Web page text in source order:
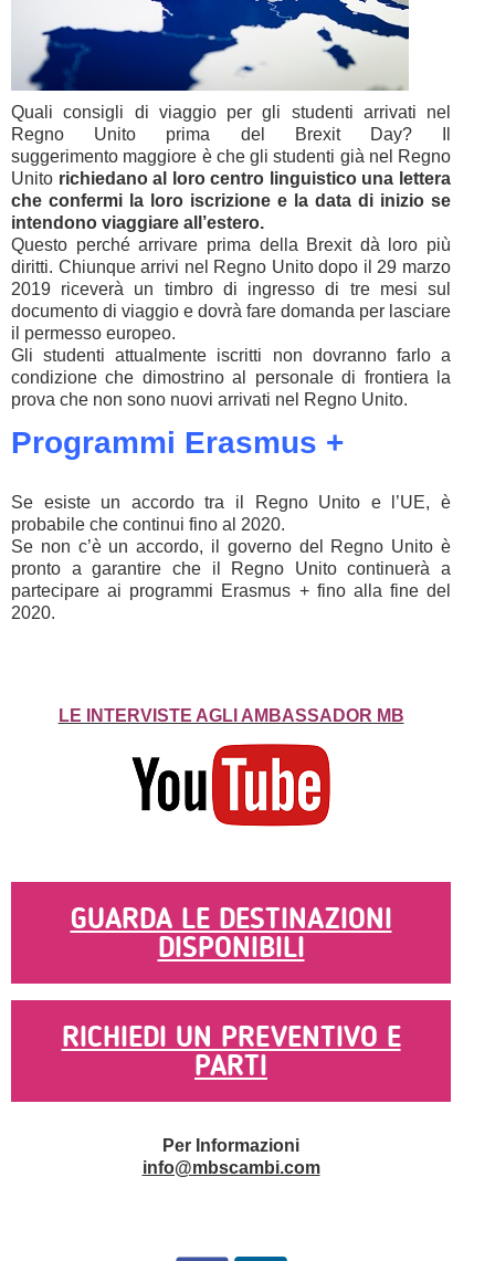
Quali consigli di viaggio per gli studenti arrivati nel
Regno Unito prima del Brexit Day? Il
suggerimento maggiore è che gli studenti già nel Regno
Unito richiedano al loro centro linguistico una lettera
che confermi la loro iscrizione e la data di inizio se
intendono viaggiare all’estero.
Questo perché arrivare prima della Brexit dà loro più
diritti. Chiunque arrivi nel Regno Unito dopo il 29 marzo
2019 riceverà un timbro di ingresso di tre mesi sul
documento di viaggio e dovrà fare domanda per lasciare
il permesso europeo.
Gli studenti attualmente iscritti non dovranno farlo a
condizione che dimostrino al personale di frontiera la
prova che non sono nuovi arrivati nel Regno Unito.
Programmi Erasmus +
Se esiste un accordo tra il Regno Unito e l’UE, è
probabile che continui fino al 2020.
Se non c’è un accordo, il governo del Regno Unito è
pronto a garantire che il Regno Unito continuerà a
partecipare ai programmi Erasmus + fino alla fine del
2020.
LE INTERVISTE AGLI AMBASSADOR MB
GUARDA LE DESTINAZIONI
DISPONIBILI
RICHIEDI UN PREVENTIVO E
PARTI
Per Informazioni
info@mbscambi.com